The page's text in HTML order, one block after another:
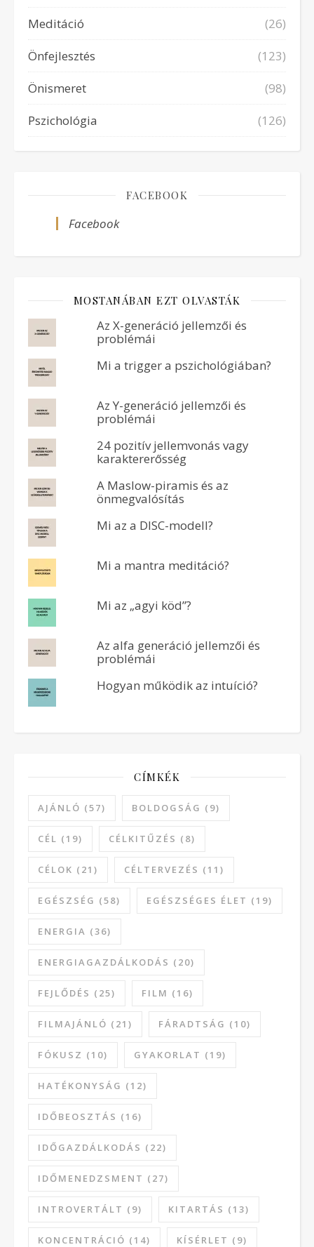
Meditáció
(26)
Önfejlesztés
(123)
Önismeret
(98)
Pszichológia
(126)
FACEBOOK
Facebook
MOSTANÁBAN EZT OLVASTÁK
Az X-generáció jellemzői és
problémái
Mi a trigger a pszichológiában?
Az Y-generáció jellemzői és
problémái
24 pozitív jellemvonás vagy
karaktererősség
A Maslow-piramis és az
önmegvalósítás
Mi az a DISC-modell?
Mi a mantra meditáció?
Mi az „agyi köd”?
Az alfa generáció jellemzői és
problémái
Hogyan működik az intuíció?
CÍMKÉK
AJÁNLÓ (57) BOLDOGSÁG (9)
CÉL (19) CÉLKITŰZÉS (8)
CÉLOK (21) CÉLTERVEZÉS (11)
EGÉSZSÉG (58) EGÉSZSÉGES ÉLET (19)
ENERGIA (36)
ENERGIAGAZDÁLKODÁS (20)
FEJLŐDÉS (25) FILM (16)
FILMAJÁNLÓ (21) FÁRADTSÁG (10)
FÓKUSZ (10) GYAKORLAT (19)
HATÉKONYSÁG (12)
IDŐBEOSZTÁS (16)
IDŐGAZDÁLKODÁS (22)
IDŐMENEDZSMENT (27)
INTROVERTÁLT (9) KITARTÁS (13)
KONCENTRÁCIÓ (14) KÍSÉRLET (9)